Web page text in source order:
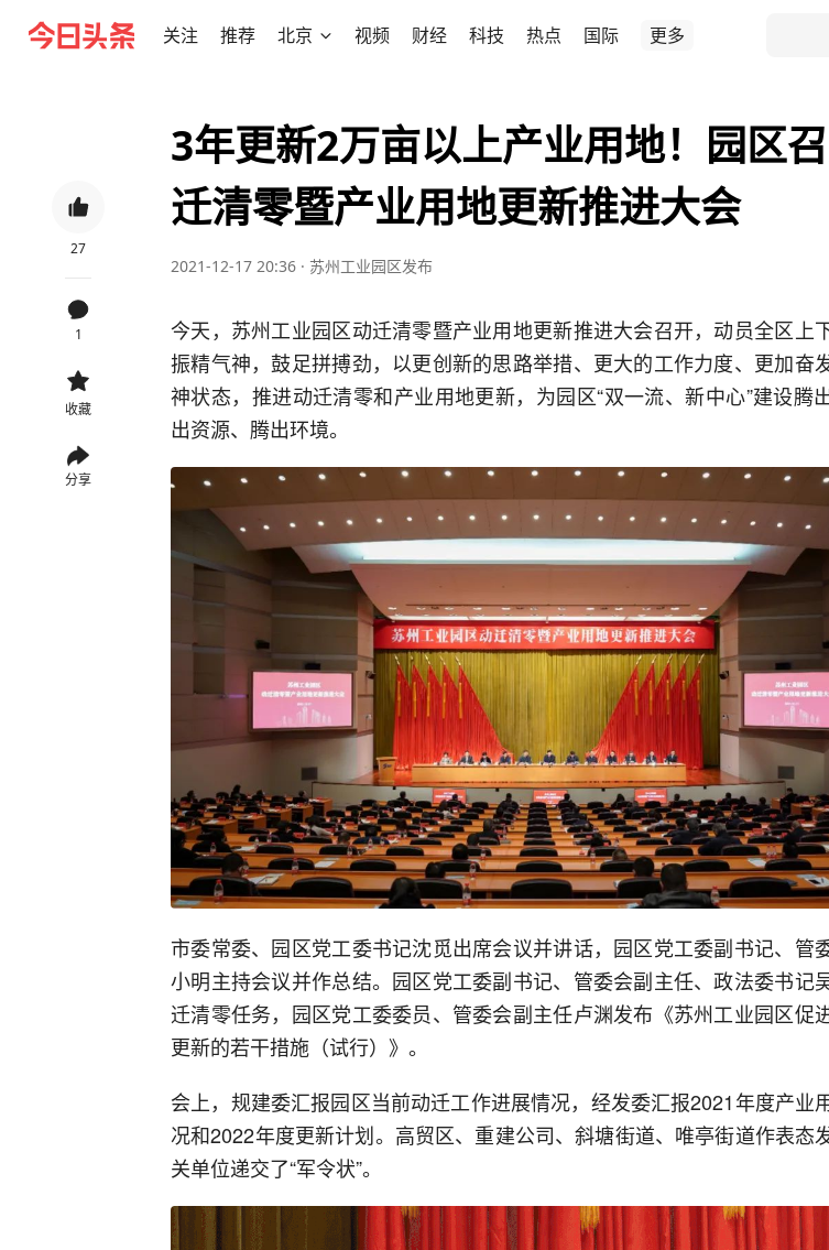
关注 推荐 北京 视频 财经 科技 热点 国际 更多
27
1
收藏
分享
3年更新2万亩以上产业用地！园区
迁清零暨产业用地更新推进大会
2021-12-17 20:36 · 苏州工业园区发布
今天，苏州工业园区动迁清零暨产业用地更新推进大会召开，动员全区上
振精气神，鼓足拼搏劲，以更创新的思路举措、更大的工作力度、更加奋
神状态，推进动迁清零和产业用地更新，为园区“双一流、新中心”建设腾
出资源、腾出环境。
市委常委、园区党工委书记沈觅出席会议并讲话，园区党工委副书记、管
小明主持会议并作总结。园区党工委副书记、管委会副主任、政法委书记
迁清零任务，园区党工委委员、管委会副主任卢渊发布《苏州工业园区促
更新的若干措施（试行）》。
会上，规建委汇报园区当前动迁工作进展情况，经发委汇报2021年度产业
况和2022年度更新计划。高贸区、重建公司、斜塘街道、唯亭街道作表态
关单位递交了“军令状”。